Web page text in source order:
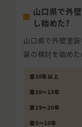
山口県で外
し始めた?
山口県で外壁塗
装の検討を始めた
築20年以上
築10〜15年
築15〜20年
築5〜10年